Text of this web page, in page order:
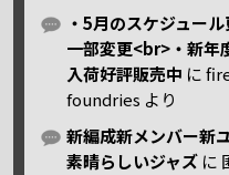
・5月のスケジュー
一部変更<br>・新年
入荷好評販売中 に
foundries より
新編成新メンバー新
素晴らしいジャズ に